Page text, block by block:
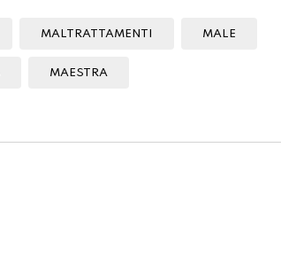
MALTRATTAMENTI MALE
MAESTRA